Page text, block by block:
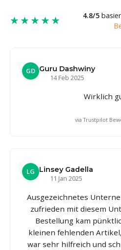
★★★★★ 4.8/5
GD Guru Dashwiny
14 Feb 2025
Wirklich
via Trustpilot
LG
Linsey Gadella
11 Jan 2025
Ausgezeichnetes
zufrieden mit diesem
Bestellung kam
kleinen fehlenden
war sehr hilfreich und